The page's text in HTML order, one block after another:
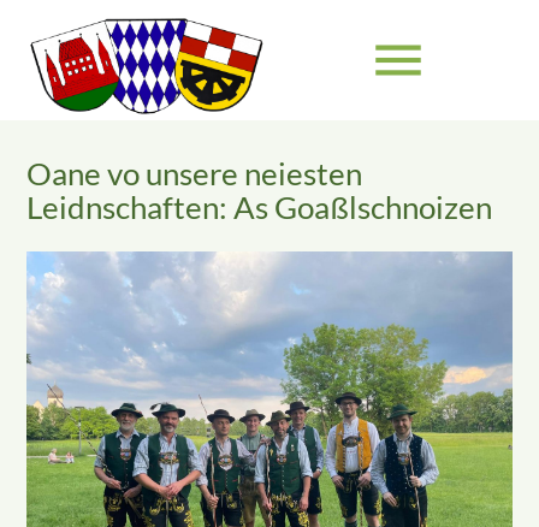
menu
Suchbegriffe
Oane vo unsere neiesten
Leidnschaften: As Goaßlschnoizen